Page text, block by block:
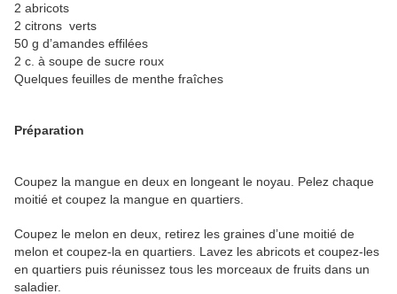
2 abricots
2 citrons verts
50 g d’amandes effilées
2 c. à soupe de sucre roux
Quelques feuilles de menthe fraîches
Préparation
Coupez la mangue en deux en longeant le noyau. Pelez chaque
moitié et coupez la mangue en quartiers.
Coupez le melon en deux, retirez les graines d’une moitié de
melon et coupez-la en quartiers. Lavez les abricots et coupez-les
en quartiers puis réunissez tous les morceaux de fruits dans un
saladier.